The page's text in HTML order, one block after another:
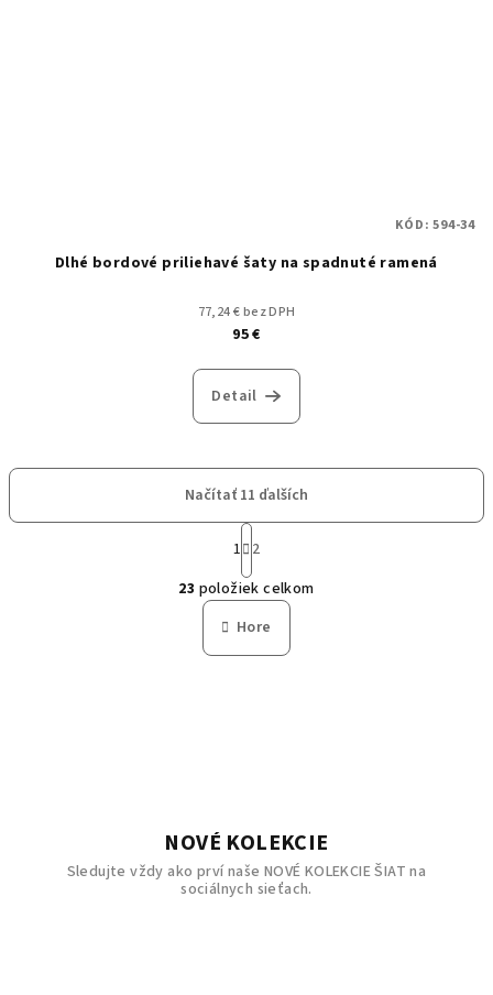
Dlhé bordové priliehavé šaty na spadnuté ramená
77,24 € bez DPH
95 €
Detail
KÓD:594-34
O
v
l
á
v
k
y
Načítať 11 ďalších
S
t
r
á
n
k
o
1 2
23 položiek celkom
Hore
NOVÉ KOLEKCIE
Sledujte vždy ako prví naše NOVÉ KOLEKCIE ŠIAT na
sociálnych sieťach.